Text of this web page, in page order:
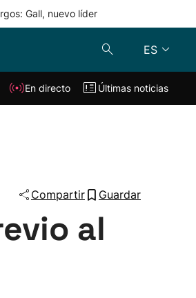
Gall, nuevo líder
ES
Klisk En directo
En directo Últimas noticias
Compartir Guardar
al